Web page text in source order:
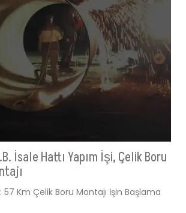
İsale Hattı Yapım İşi, Çelik Boru
57 Km Çelik Boru Montajı İşin Başlama